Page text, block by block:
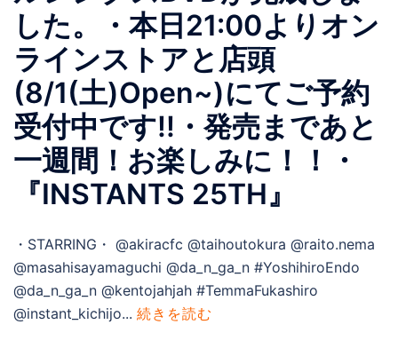
した。・本日21:00よりオン
ラインストアと店頭
(8/1(土)Open~)にてご予約
受付中です!!・発売まであと
一週間！お楽しみに！！・
『INSTANTS 25TH』
・STARRING・ @akiracfc @taihoutokura @raito.nema
@masahisayamaguchi @da_n_ga_n #YoshihiroEndo
@da_n_ga_n @kentojahjah #TemmaFukashiro
@instant_kichijo... 続きを読む